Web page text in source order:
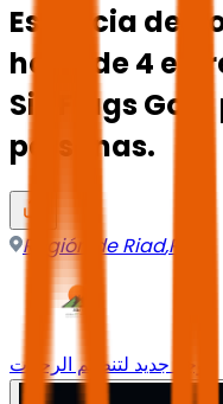
Estancia de
hotel de 4
Six Flags
personas.
Región de Riad,Riad
وجه جديد لتنظيم الرحلات